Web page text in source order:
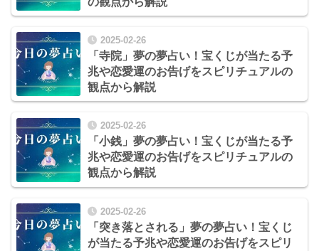
2025-02-26
「寺院」夢の夢占い！宝くじが当たる予
兆や恋愛運のお告げをスピリチュアルの
観点から解説
2025-02-26
「小銭」夢の夢占い！宝くじが当たる予
兆や恋愛運のお告げをスピリチュアルの
観点から解説
2025-02-26
「突き落とされる」夢の夢占い！宝くじ
が当たる予兆や恋愛運のお告げをスピリ